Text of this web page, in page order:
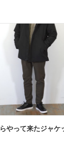
やって来たジャ